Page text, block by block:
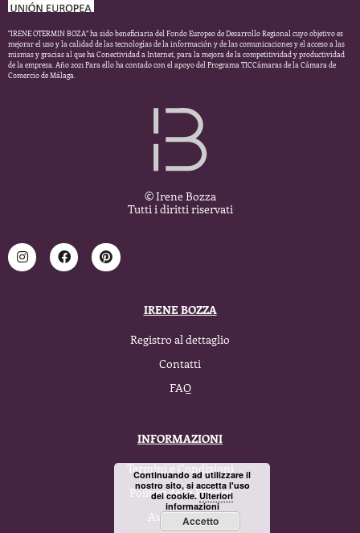
“IRENE OTERMIN BOZA” ha sido beneficiaria del Fondo Europeo de Desarrollo Regional cuyo objetivo es
mejorar el uso y la calidad de las tecnologías de la información y de las comunicaciones y el acceso a las
mismas y gracias al que ha Conectividad a Internet, para la mejora de la competitividad y productividad
de la empresa. Año 2021 Para ello ha contado con el apoyo del Programa TICCámaras de la Cámara de
Comercio de Málaga.
© Irene Bozza
Tutti i diritti riservati
IRENE BOZZA
Registro al dettaglio
Contatti
FAQ
INFORMAZIONI
Termini e Condizioni
Politica della Privacy
Avviso legale
Continuando ad utilizzare il
nostro sito, si accetta l'uso
dei cookie.Ulteriori
informazioni
Accetto